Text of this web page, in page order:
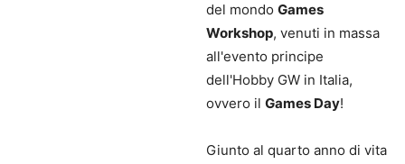
del mondo Games
Workshop, venuti in massa
all'evento principe
dell'Hobby GW in Italia,
ovvero il Games Day!
Giunto al quarto anno di vita